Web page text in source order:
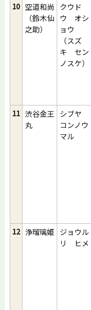
10 空道和尚
（鈴木仙
之助）
クウド
ウ オシ
ョウ
（スズ
キ セン
ノスケ）
11 渋谷金王
丸
シブヤ
コンノウ
マル
12 浄瑠璃姫
ジョウル
リ ヒメ